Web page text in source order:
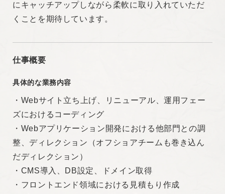
る
・プロジェクトメンバーとコミュニケーションを取
契約期間
にキャッチアップしながら柔軟に取り入れていただ
くことを期待しています。
仕事概要
具体的な業務内容
・Webサイト立ち上げ、リニューアル、運用フェー
ズにおけるコーディング
・Webアプリケーション開発における他部門との調
整、ディレクション（オフショアチームも巻き込ん
だディレクション）
・CMS導入、DB設定、ドメイン取得
・フロントエンド領域における見積もり作成